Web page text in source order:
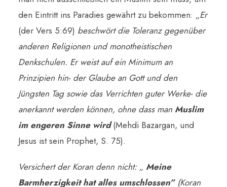
den Eintritt ins Paradies gewährt zu bekommen: „Er
(der Vers 5:69) beschwört die Toleranz gegenüber
anderen Religionen und monotheistischen
Denkschulen. Er weist auf ein Minimum an
Prinzipien hin- der Glaube an Gott und den
Jüngsten Tag sowie das Verrichten guter Werke- die
anerkannt werden können, ohne dass man Muslim
im engeren Sinne wird (Mehdi Bazargan, und
Jesus ist sein Prophet, S. 75).
Versichert der Koran denn nicht: „ Meine
Barmherzigkeit hat alles umschlossen” (Koran